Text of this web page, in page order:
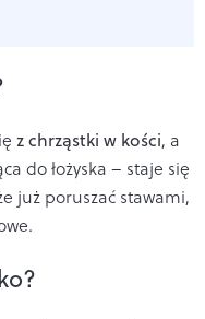
z chrząstki w kości, a
do łożyska – staje się
już poruszać stawami,